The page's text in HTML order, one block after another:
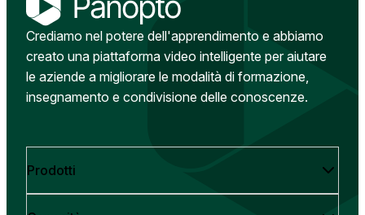
Crediamo nel potere dell'apprendimento e abbiamo
creato una piattaforma video intelligente per aiutare
le aziende a migliorare le modalità di formazione,
insegnamento e condivisione delle conoscenze.
Prodotti